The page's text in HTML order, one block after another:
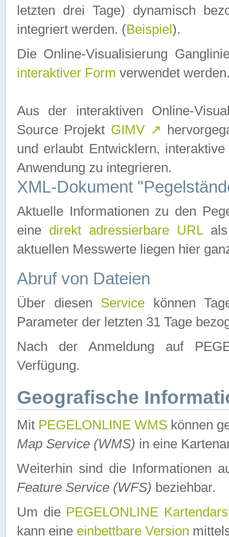
letzten drei Tage) dynamisch
integriert werden. (Beispiel ).
Die Online-Visualisierung
interaktiver Form verwendet
Aus der interaktiven Online-
Source Projekt GIMV ↗
und erlaubt Entwicklern,
Anwendung zu integrieren.
XML-Dokument
Aktuelle Informationen zu den
eine direkt adressierbare URLals
aktuellen Messwerte liegen hier
Abruf von Dateien
Über diesen Service können
Parameter der letzten 31 Tage
Nach der Anmeldung auf
Verfügung.
Geografische
Mit PEGELONLINE WMS können
Map Service (WMS) in eine
Weiterhin sind die Informationen
Feature Service (WFS) beziehbar.
Um die PEGELONLINE
kann eine einbettbare Version